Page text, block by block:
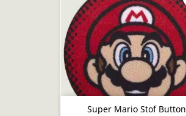
Super Mario Stof Button